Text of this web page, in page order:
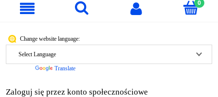
Change website language:
Translate
Zaloguj się przez konto społecznościowe